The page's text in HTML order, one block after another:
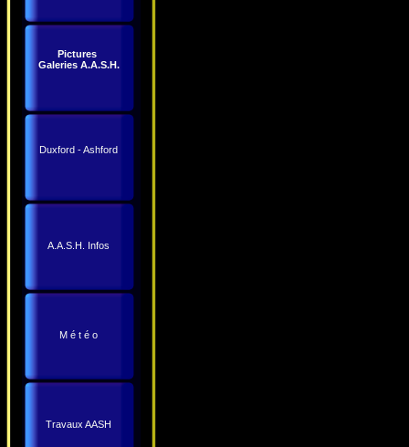
Pictures
Galeries A.A.S.H.
Duxford - Ashford
A.A.S.H. Infos
M é t é o
Travaux AASH